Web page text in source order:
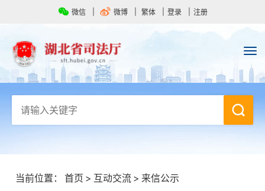
微信 微博 繁体 登录 注册
当前位置： 首页 > 互动交流 > 来信公示